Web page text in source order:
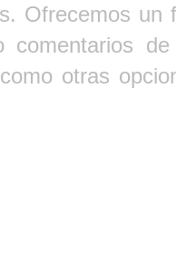
Ofrecemos un
comentarios
otras